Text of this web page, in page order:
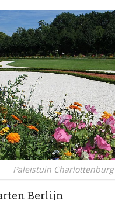
Paleistuin Charlottenburg
Berlijn